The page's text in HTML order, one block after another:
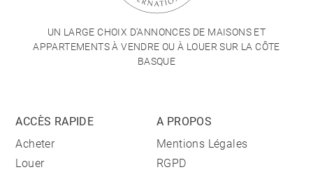
UN LARGE CHOIX D'ANNONCES DE MAISONS ET
APPARTEMENTS À VENDRE OU À LOUER SUR LA CÔTE
BASQUE
ACCÈS RAPIDE
Acheter
Louer
A PROPOS
Mentions Légales
RGPD